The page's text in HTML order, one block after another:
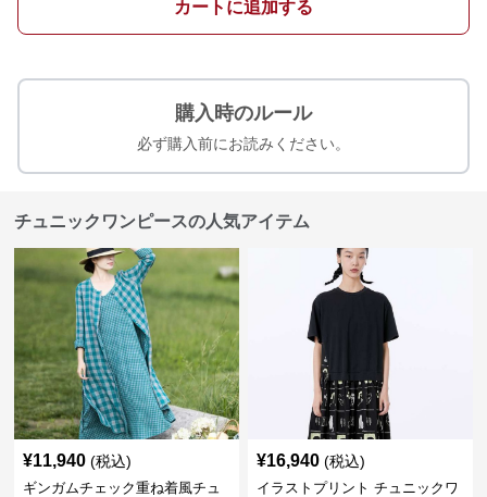
カートに追加する
購入時のルール
必ず購入前にお読みください。
チュニックワンピースの人気アイテム
¥11,940 (税込)
ギンガムチェック重ね着風チュ
¥16,940 (税込)
イラストプリント チュニックワ